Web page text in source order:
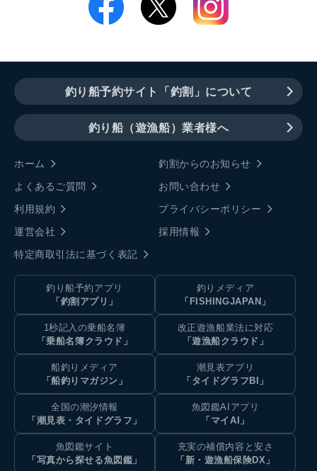
釣り船予約サイト「釣割」について
釣り船（遊漁船）業者様へ
ホーム
釣割からのお知らせ
よくあるご質問
お問い合わせ
利用規約
プライバシーポリシー
運営会社
採用情報
特定商取引法に基づく表記
釣り船予約アプリ
「釣割アプリ」
釣りメディア
「FISHINGJAPAN」
1秒記入の乗船名簿
「乗船名簿クラウド」
改正遊漁船業法に対応
「遊漁船クラウド」
船釣りメディア
「船釣りマガジン」
潮見表アプリ
「タイドグラフBI」
全国の潮汐情報
「潮見表・タイドグラフ」
魚図鑑AIアプリ
「マイAI」
魚図鑑サイト
「写真から探せる魚図鑑」
充実の補償内容と安さ
「新・遊漁船保険DX」